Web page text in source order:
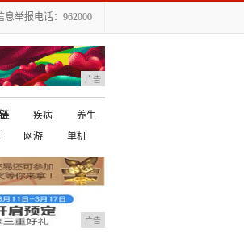
息举报电话：962000
广告
疾病
养生
网游 单机
广告